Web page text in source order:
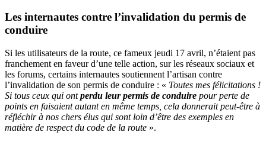
Les internautes contre l’invalidation du permis de
conduire
Si les utilisateurs de la route, ce fameux jeudi 17 avril, n’étaient pas
franchement en faveur d’une telle action, sur les réseaux sociaux et
les forums, certains internautes soutiennent l’artisan contre
l’invalidation de son permis de conduire : « Toutes mes félicitations !
Si tous ceux qui ontperdu leur permis de conduire pour perte de
points en faisaient autant en même temps, cela donnerait peut-être à
réfléchir à nos chers élus qui sont loin d’être des exemples en
matière de respect du code de la route ».